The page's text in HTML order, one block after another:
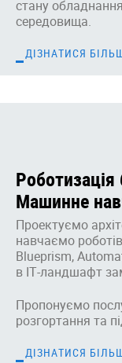
стану
середовища.
ДІЗНАТИСЯ
Роботизація
Машинне
Проектуємо
навчаємо
Blueprism,
в ІТ-ландшафт
Пропонуємо
розгортання та
ДІЗНАТИСЯ